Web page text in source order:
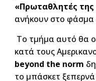
«Πρωταθλητές
ανήκουν στο φάσμα
Το τμήμα αυτό θα
κατά τους
beyond the norm
το μπάσκετ